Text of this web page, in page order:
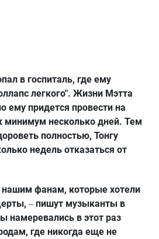
в госпиталь, где ему
легкого". Жизни Мэтта
ему придется провести на
минимум несколько дней. Тем
полностью, Тонгу
недель отказаться от
нашим фанам, которые хотели
– пишут музыканты в
намеревались в этот раз
где никогда еще не